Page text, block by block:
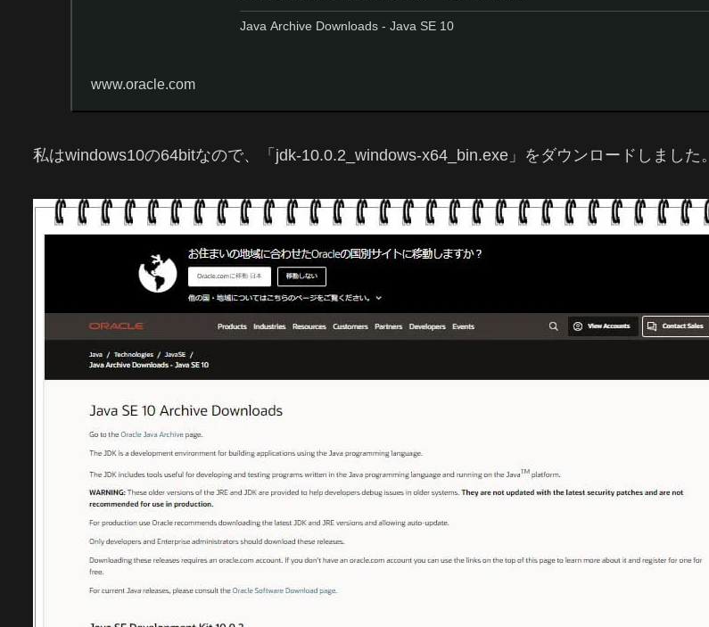
Java Archive Downloads - Java SE 10
www.oracle.com
私はwindows10の64bitなので、「jdk-10.0.2_windows-x64_bin.exe」をダウンロードしました。